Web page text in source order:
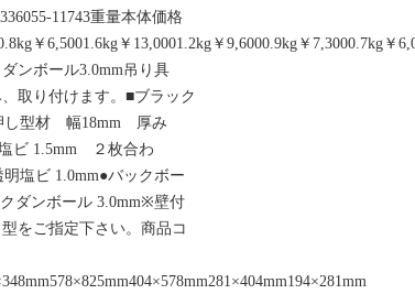
11743重量本体価格
￥6,5001.6kg￥13,0001.2kg￥9,6000.9kg￥7,3000.7kg￥
ンボール3.0mm吊り具
取り付けます。■ブラック
し型材 幅18mm 厚み
ビ 1.5mm ２枚合わ
1.0mm●バックボー
ダンボール 3.0mm※壁付
をご指定下さい。商品コ